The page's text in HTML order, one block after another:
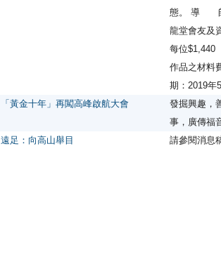
態。 導 師
龍堂會友
每位$1,440
作品之材
期：2019
「黃金十年」再闖高峰啟航大會
發掘興趣，
事，廣傳福
遠足：向高山舉目 請參閱消息